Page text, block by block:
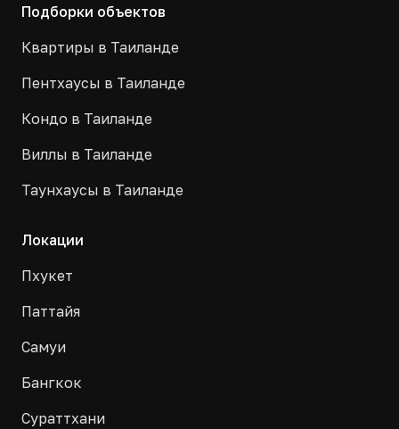
Подборки объектов
Квартиры в Таиланде
Пентхаусы в Таиланде
Кондо в Таиланде
Виллы в Таиланде
Таунхаусы в Таиланде
Локации
Пхукет
Паттайя
Самуи
Бангкок
Сураттхани